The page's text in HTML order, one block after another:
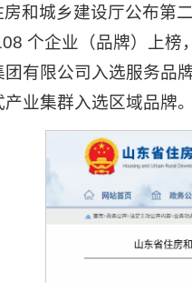
和城乡建设厅公布第
个企业（品牌）上
有限公司入选服务品
业集群入选区域品牌